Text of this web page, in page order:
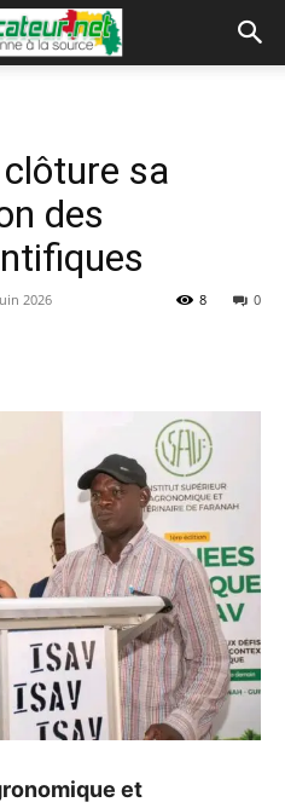
sa
des
2026 0
8
et